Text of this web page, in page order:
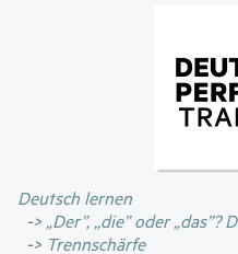
Deutsch lernen
„Der”, „die” oder „das”?
Trennschärfe